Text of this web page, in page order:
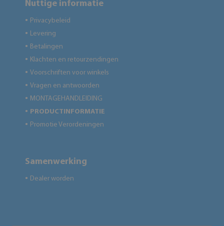
Nuttige informatie
● Privacybeleid
● Levering
● Betalingen
● Klachten en retourzendingen
● Voorschriften voor winkels
● Vragen en antwoorden
● MONTAGEHANDLEIDING
● PRODUCTINFORMATIE
● Promotie Verordeningen
Samenwerking
● Dealer worden